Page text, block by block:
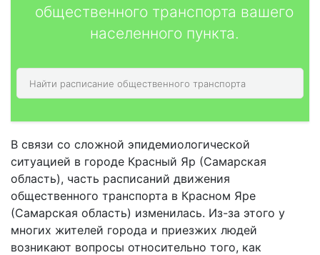
общественного транспорта вашего
населенного пункта.
В связи со сложной эпидемиологической
ситуацией в городе Красный Яр (Самарская
область), часть расписаний движения
общественного транспорта в Красном Яре
(Самарская область) изменилась. Из-за этого у
многих жителей города и приезжих людей
возникают вопросы относительно того, как